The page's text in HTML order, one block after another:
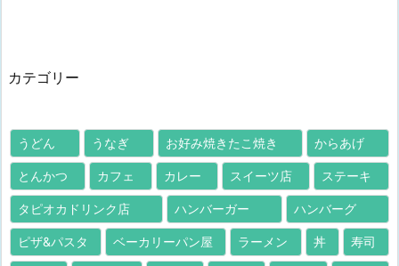
カテゴリー
うどん うなぎ お好み焼きたこ焼き からあげ
とんかつ カフェ カレー スイーツ店 ステーキ
タピオカドリンク店 ハンバーガー ハンバーグ
ピザ&パスタ ベーカリーパン屋 ラーメン 丼 寿司